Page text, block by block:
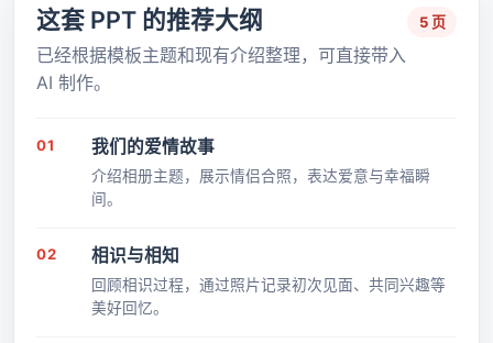
这套 PPT 的推荐大纲
已经根据模板主题和现有介绍整理，可直接带入
AI 制作。
5 页
01 我们的爱情故事
介绍相册主题，展示情侣合照，表达爱意与幸福瞬
间。
02 相识与相知
回顾相识过程，通过照片记录初次见面、共同兴趣等
美好回忆。